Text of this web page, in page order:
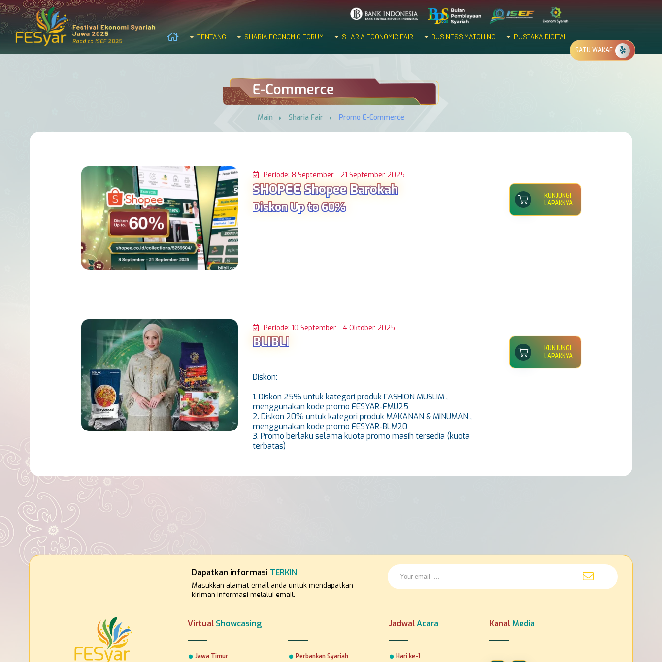
TENTANG SHARIA ECONOMIC FORUM SHARIA ECONOMIC FAIR BUSINESS MATCHING PUSTAKA DIGITAL
SATU WAKAF
Main Sharia Fair Promo E-Commerce
Periode: 8 September - 21 September 2025
SHOPEE Shopee Barokah
Diskon Up to 60%
KUNJUNGI
LAPAKNYA
Periode: 10 September - 4 Oktober 2025
BLIBLI
Diskon:
1. Diskon 25% untuk kategori produk FASHION MUSLIM ,
menggunakan kode promo FESYAR-FMU25
2. Diskon 20% untuk kategori produk MAKANAN & MINUMAN ,
menggunakan kode promo FESYAR-BLM20
3. Promo berlaku selama kuota promo masih tersedia (kuota
terbatas)
KUNJUNGI
LAPAKNYA
Dapatkan informasi TERKINI
Masukkan alamat email anda untuk mendapatkan
kiriman informasi melalui email.
Virtual Showcasing
Jawa Timur Perbankan Syariah
JadwalAcara
Hari ke-1
KanalMedia